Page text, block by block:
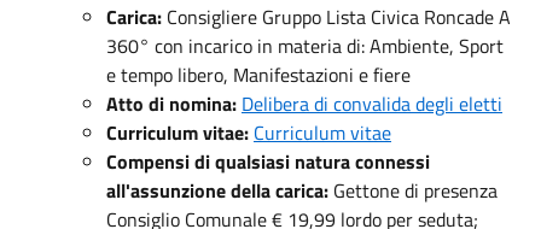
Carica: Consigliere Gruppo Lista Civica Roncade A
360° con incarico in materia di: Ambiente, Sport
e tempo libero, Manifestazioni e fiere
Atto di nomina: Delibera di convalida degli eletti
Curriculum vitae: Curriculum vitae
Compensi di qualsiasi natura connessi
all'assunzione della carica: Gettone di presenza
Consiglio Comunale € 19,99 lordo per seduta;